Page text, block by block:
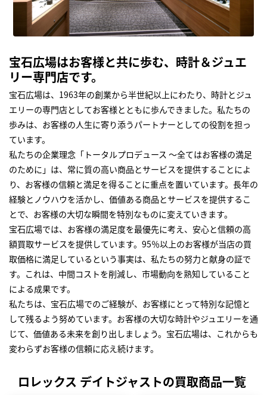
宝石広場はお客様と共に歩む、時計＆ジュエ
リー専門店です。
宝石広場は、1963年の創業から半世紀以上にわたり、時計とジュ
エリーの専門店としてお客様とともに歩んできました。私たちの
歩みは、お客様の人生に寄り添うパートナーとしての役割を担っ
ています。
私たちの企業理念「トータルプロデュース ～全てはお客様の満足
のために」は、常に質の高い商品とサービスを提供することによ
り、お客様の信頼と満足を得ることに重点を置いています。長年の
経験とノウハウを活かし、価値ある商品とサービスを提供するこ
とで、お客様の大切な瞬間を特別なものに変えていきます。
宝石広場では、お客様の満足度を最優先に考え、安心と信頼の高
額買取サービスを提供しています。95％以上のお客様が当店の買
取価格に満足しているという事実は、私たちの努力と献身の証で
す。これは、中間コストを削減し、市場動向を熟知していること
による成果です。
私たちは、宝石広場でのご経験が、お客様にとって特別な記憶と
して残るよう努めています。お客様の大切な時計やジュエリーを通
じて、価値ある未来を創り出しましょう。宝石広場は、これからも
変わらずお客様の信頼に応え続けます。
ロレックス デイトジャストの買取商品一覧